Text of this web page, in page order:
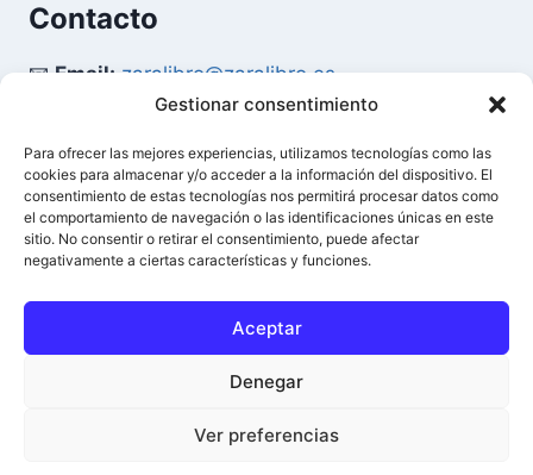
Gestionar consentimiento
Para ofrecer las mejores experiencias, utilizamos tecnologías como las
cookies para almacenar y/o acceder a la información del dispositivo. El
consentimiento de estas tecnologías nos permitirá procesar datos como
el comportamiento de navegación o las identificaciones únicas en este
sitio. No consentir o retirar el consentimiento, puede afectar
negativamente a ciertas características y funciones.
Aceptar
Denegar
Ver preferencias
Contacto
📧Email: zaralibro@zaralibro.es
Mi Cuenta
👤Acceder / Mi Cuenta
🛒Ver Carrito
derechos reservados.